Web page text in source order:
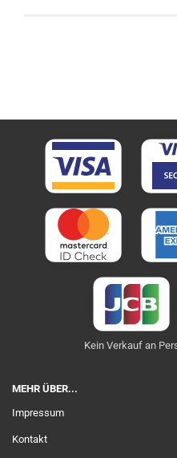
Kein Verkauf an
MEHR ÜBER...
Impressum
Kontakt